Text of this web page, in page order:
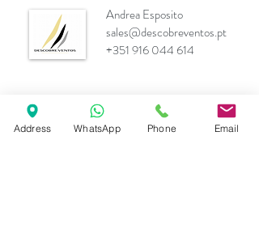
Andrea Esposito
sales@descobreventos.pt
+351 916 044 614
Marcas
Address WhatsApp Phone Email